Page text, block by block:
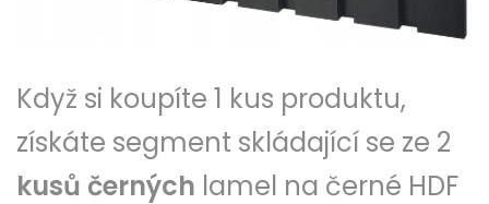
Když si koupíte 1 kus produktu,
získáte segment skládající se ze 2
kusů černých lamel na černé HDF